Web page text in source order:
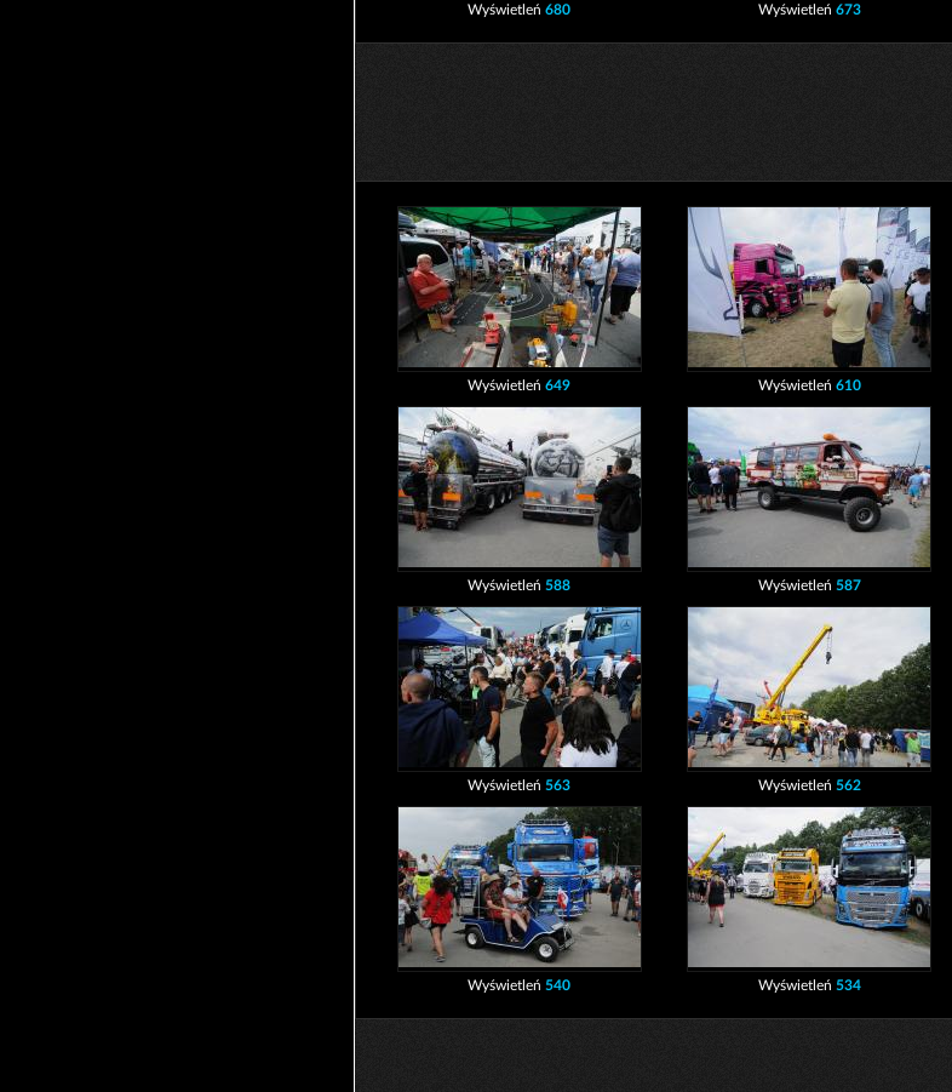
Wyświetleń680 Wyświetleń 673
Wyświetleń649 Wyświetleń 610
Wyświetleń588 Wyświetleń 587
Wyświetleń563 Wyświetleń 562
Wyświetleń540 Wyświetleń 534